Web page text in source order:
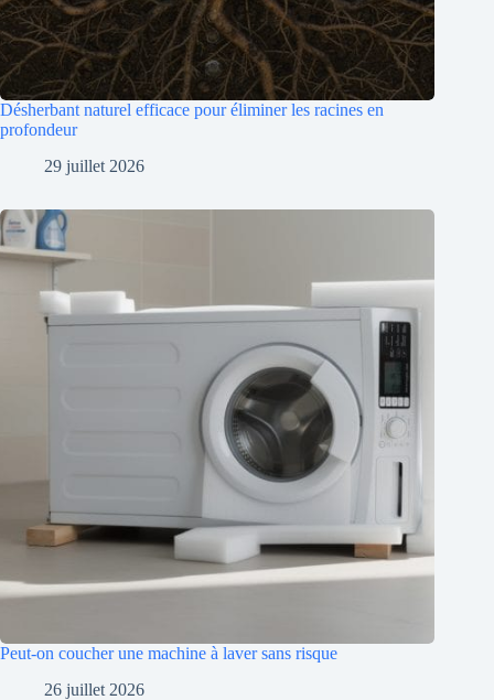
Désherbant naturel efficace pour éliminer les racines en
profondeur
29 juillet 2026
Peut-on coucher une machine à laver sans risque
26 juillet 2026